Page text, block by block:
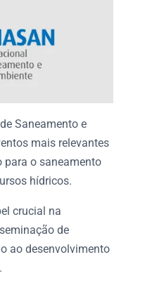
Saneamento e
mais relevantes
para o saneamento
hídricos.
crucial na
de
ao desenvolvimento